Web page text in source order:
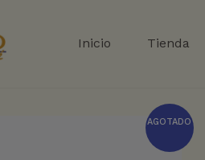
Inicio Tienda
AGOTADO